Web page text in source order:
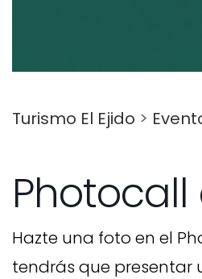
Turismo El Ejido >
Hazte una foto en el
tendrás que presentar